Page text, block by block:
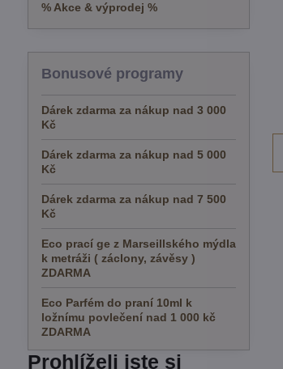
% Akce & výprodej %
Bonusové programy
Dárek zdarma za nákup nad 3 000
Kč
Dárek zdarma za nákup nad 5 000
Kč
Dárek zdarma za nákup nad 7 500
Kč
Eco prací ge z Marseillského mýdla
k metráži ( záclony, závěsy )
ZDARMA
Eco Parfém do praní 10ml k
ložnímu povlečení nad 1 000 kč
ZDARMA
Prohlíželi jste si